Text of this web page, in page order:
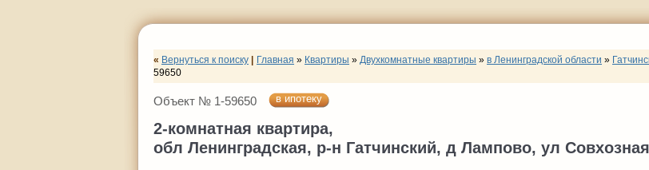
« Вернуться к поиску Главная » Квартиры » Двухкомнатные квартиры » в Ленинградской области »
59650
Объект № 1-59650 в ипотеку
2-комнатная квартира,
обл Ленинградская, р-н Гатчинский, д Лампово, ул